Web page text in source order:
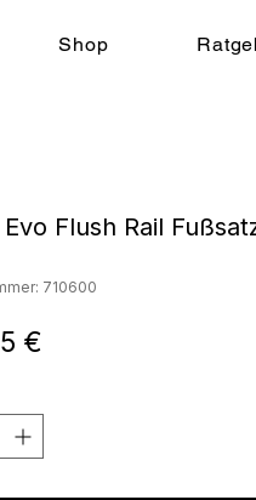
Shop
Flush Rail
710600
€